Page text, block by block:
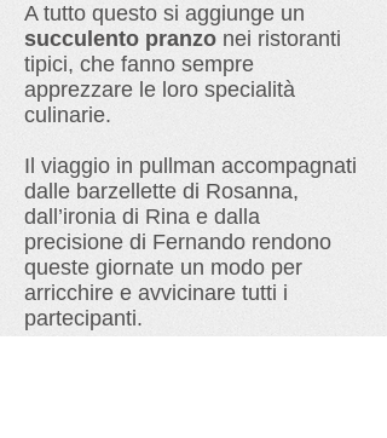
A tutto questo si aggiunge un
succulento pranzo nei ristoranti
tipici, che fanno sempre
apprezzare le loro specialità
culinarie.
Il viaggio in pullman accompagnati
dalle barzellette di Rosanna,
dall’ironia di Rina e dalla
precisione di Fernando rendono
queste giornate un modo per
arricchire e avvicinare tutti i
partecipanti.